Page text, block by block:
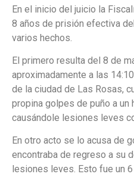
En el inicio del juicio la
8 años de prisión efectiva
varios hechos.
El primero resulta del 8 de
aproximadamente a las
de la ciudad de Las Rosas,
propina golpes de puño a un
causándole lesiones leves
En otro acto se lo acusa de
encontraba de regreso a su
lesiones leves. Esto fue un